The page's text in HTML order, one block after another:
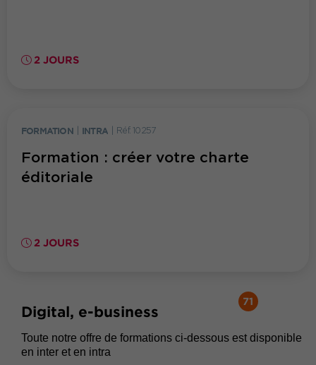
2 JOURS
FORMATION INTRA Réf. 10257
Formation : créer votre charte
éditoriale
2 JOURS
Digital, e-business
71
Toute notre offre de formations ci-dessous est disponible
en inter et en intra